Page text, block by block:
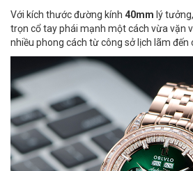
Với kích thước đường kính 40mm lý
trọn cổ tay phái mạnh một cách vừa vặn
nhiều phong cách từ công sở lịch lãm đến